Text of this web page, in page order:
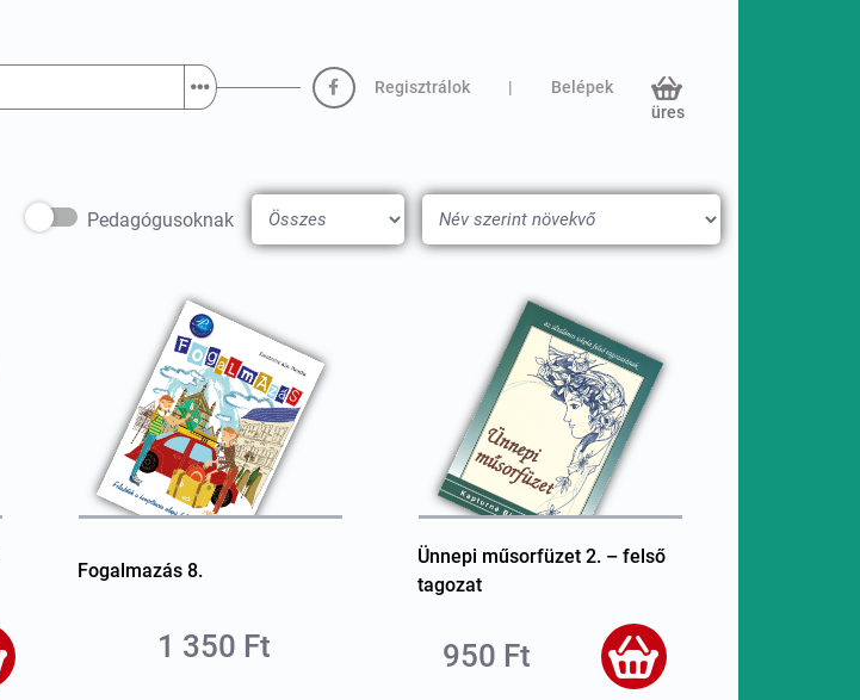
Regisztrálok |
Belépek
üres
Pedagógusoknak
Fogalmazás 8.
1 350 Ft
Ünnepi műsorfüzet 2. – felső
tagozat
950 Ft